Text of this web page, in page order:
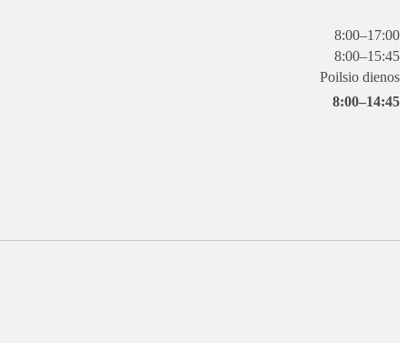
8:00–17:00
8:00–15:45
Poilsio dienos
8:00–14:45